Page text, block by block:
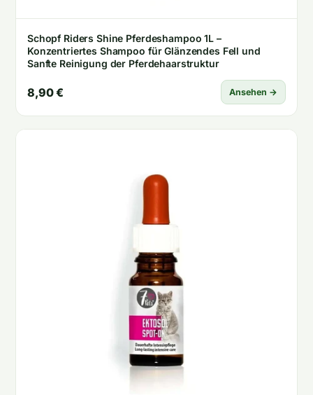
Schopf Riders Shine Pferdeshampoo 1L –
Konzentriertes Shampoo für Glänzendes Fell und
Sanfte Reinigung der Pferdehaarstruktur
8,90 € Ansehen →